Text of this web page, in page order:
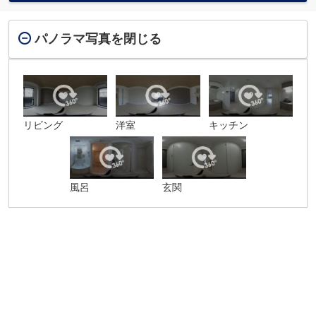
パノラマ写真を閉じる
リビング 洋室 キッチン
風呂 玄関